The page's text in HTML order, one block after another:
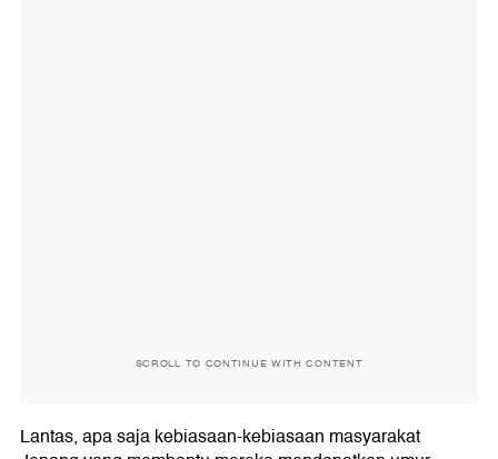
SCROLL TO CONTINUE WITH CONTENT
Lantas, apa saja kebiasaan-kebiasaan masyarakat